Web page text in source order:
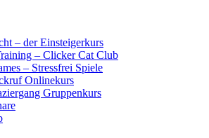
– der Einsteigerkurs
– Clicker Cat Club
– Stressfrei Spiele
Onlinekurs
Gruppenkurs